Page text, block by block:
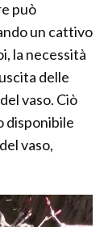
può
un cattivo
la necessità
delle
vaso. Ciò
disponibile
vaso,